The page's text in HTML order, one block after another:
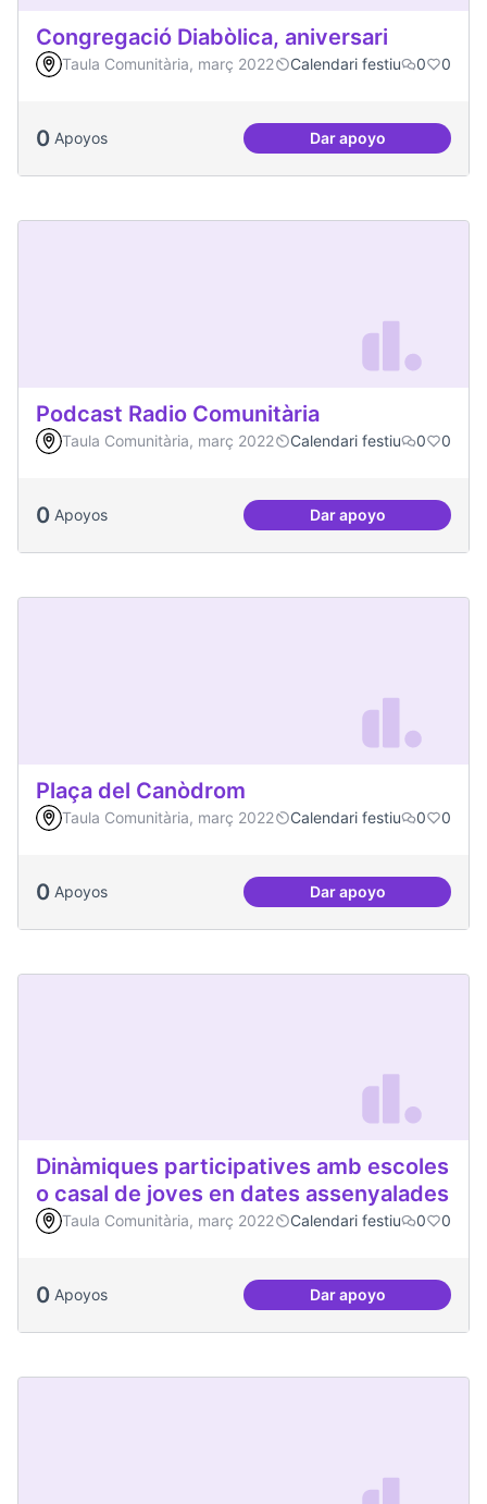
Congregació Diabòlica, aniversari
Taula Comunitària, març 2022 Calendari festiu 0 0
0 Apoyos Dar apoyoCongregació
Podcast Radio Comunitària
Taula Comunitària, març 2022 Calendari festiu 0 0
0 Apoyos Dar apoyoPodcast Radio
Plaça del Canòdrom
Taula Comunitària, març 2022 Calendari festiu 0 0
0 Apoyos Dar apoyo
Plaça del
Dinàmiques participatives amb escoles
o casal de joves en dates assenyalades
Taula Comunitària, març 2022 Calendari festiu 0 0
0 Apoyos Dar apoyoDinàmiques